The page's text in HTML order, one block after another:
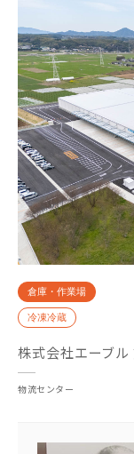
倉庫・作業場
冷凍冷蔵
株式会社エーブル
物流センター